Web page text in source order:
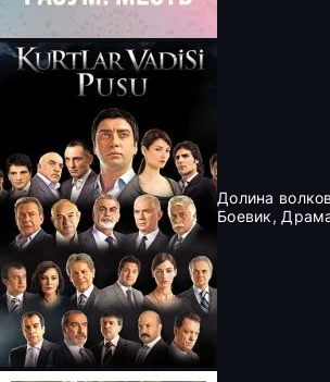
Долина
Боевик,